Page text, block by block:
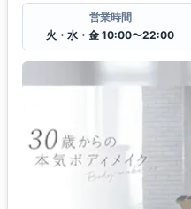
営業時間
火・水・金 10:00〜22:00